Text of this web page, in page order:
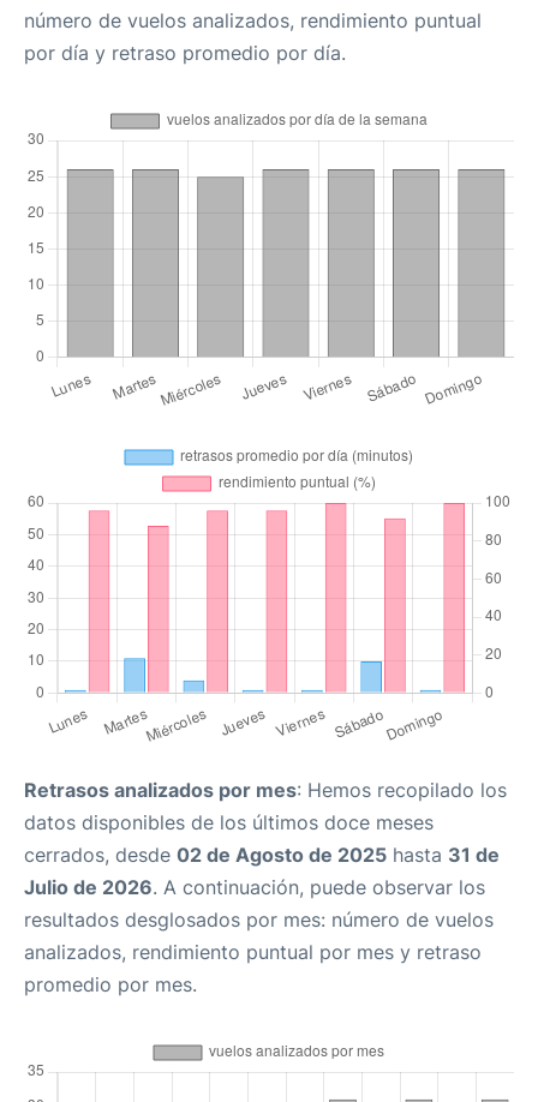
número de vuelos analizados, rendimiento puntual
por día y retraso promedio por día.
Retrasos analizados por mes: Hemos recopilado los
datos disponibles de los últimos doce meses
cerrados, desde 02 de Agosto de 2025 hasta 31 de
Julio de 2026. A continuación, puede observar los
resultados desglosados por mes: número de vuelos
analizados, rendimiento puntual por mes y retraso
promedio por mes.